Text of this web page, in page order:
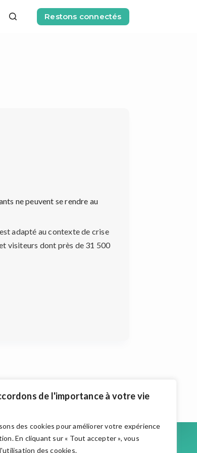
de l'importance à votre vie
des cookies pour améliorer votre expérience
En cliquant sur « Tout accepter », vous
des cookies.
Restons connectés
ne peuvent se rendre au
adapté au contexte de crise
visiteurs dont près de 31 500
Accueil
Actualités